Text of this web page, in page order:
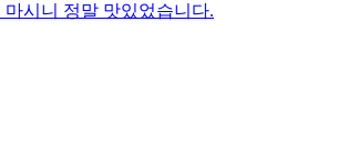
시니 정말 맛있었습니다.